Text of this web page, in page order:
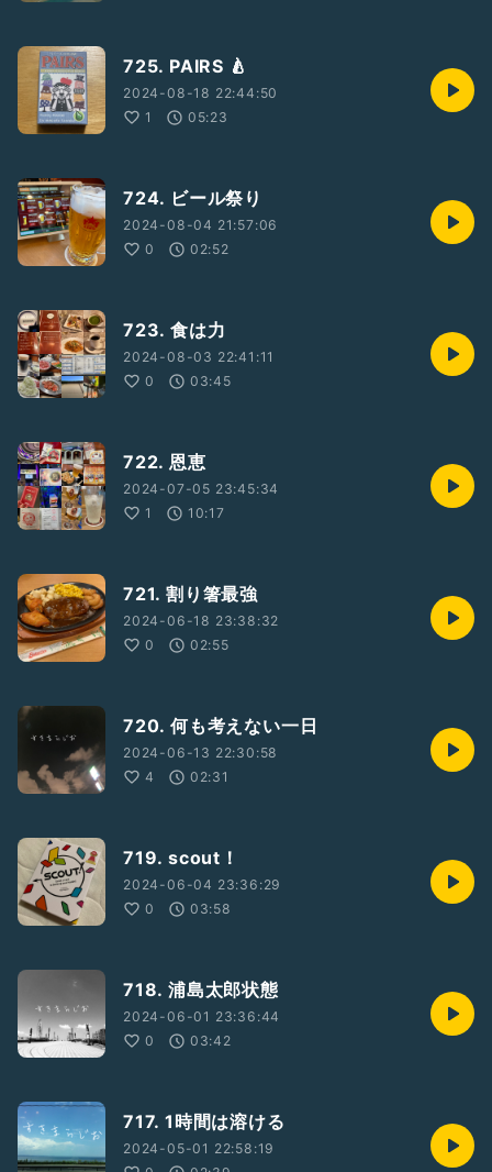
725. PAIRS 🍐
2024-08-18 22:44:50
1
05:23
724. ビール祭り
2024-08-04 21:57:06
0
02:52
723. 食は力
2024-08-03 22:41:11
0
03:45
722. 恩恵
2024-07-05 23:45:34
1
10:17
721. 割り箸最強
2024-06-18 23:38:32
0
02:55
720. 何も考えない一日
2024-06-13 22:30:58
4
02:31
719. scout！
2024-06-04 23:36:29
0
03:58
718. 浦島太郎状態
2024-06-01 23:36:44
0
03:42
717. 1時間は溶ける
2024-05-01 22:58:19